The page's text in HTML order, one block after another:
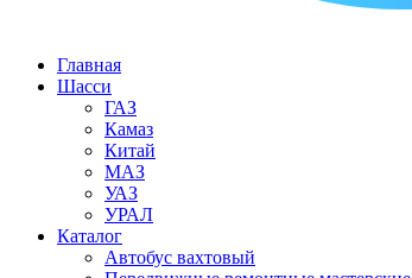
Главная
Шасси
ГАЗ
Камаз
Китай
МАЗ
УАЗ
УРАЛ
Каталог
Автобус вахтовый